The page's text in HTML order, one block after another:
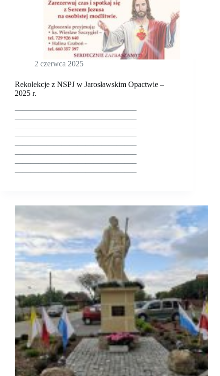
2 czerwca 2025
Rekolekcje z NSPJ w Jarosławskim Opactwie –
2025 r.
———————————————–
———————————————–
———————————————–
———————————————–
———————————————–
———————————————–
———————————————–
———————————————–